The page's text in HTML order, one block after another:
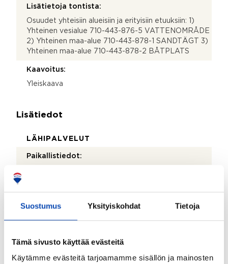
Suostumus Yksityiskohdat Tietoja
Tämä sivusto käyttää evästeitä
Käytämme evästeitä tarjoamamme sisällön ja mainosten
Lisätietoja tontista:
Osuudet yhteisiin alueisiin ja erityisiin etuuksiin: 1)
Yhteinen vesialue 710-443-876-5 VATTENOMRÅDE
2) Yhteinen maa-alue 710-443-878-1 SANDTÄGT 3)
Yhteinen maa-alue 710-443-878-2 BÅTPLATS
Kaavoitus:
Yleiskaava
Lisätiedot
LÄHIPALVELUT
Paikallistiedot:
Karjaa, Inkoo ja Tammisaari.
Liikenneyhteydet:
Piha: